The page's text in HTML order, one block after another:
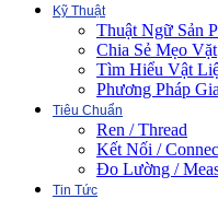
Kỹ Thuật
Thuật Ngữ Sản
Chia Sẻ Mẹo Vặt
Tìm Hiểu Vật
Phương Pháp
Tiêu Chuẩn
Ren / Thread
Kết Nối /
Đo Lường /
Tin Tức